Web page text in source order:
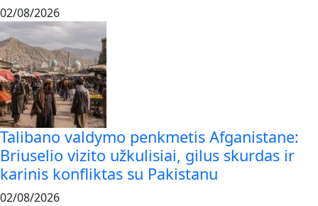
02/08/2026
Talibano valdymo penkmetis Afganistane:
Briuselio vizito užkulisiai, gilus skurdas ir
karinis konfliktas su Pakistanu
02/08/2026